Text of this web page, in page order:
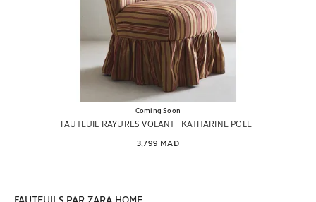
Coming Soon
FAUTEUIL RAYURES VOLANT | KATHARINE POLE
3,799 MAD